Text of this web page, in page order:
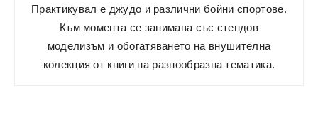
Практикувал е джудо и различни бойни спортове.
Към момента се занимава със стендов
моделизъм и обогатяването на внушителна
колекция от книги на разнообразна тематика.